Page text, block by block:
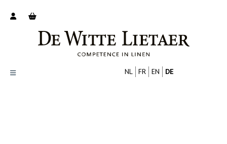
NL FR EN DE